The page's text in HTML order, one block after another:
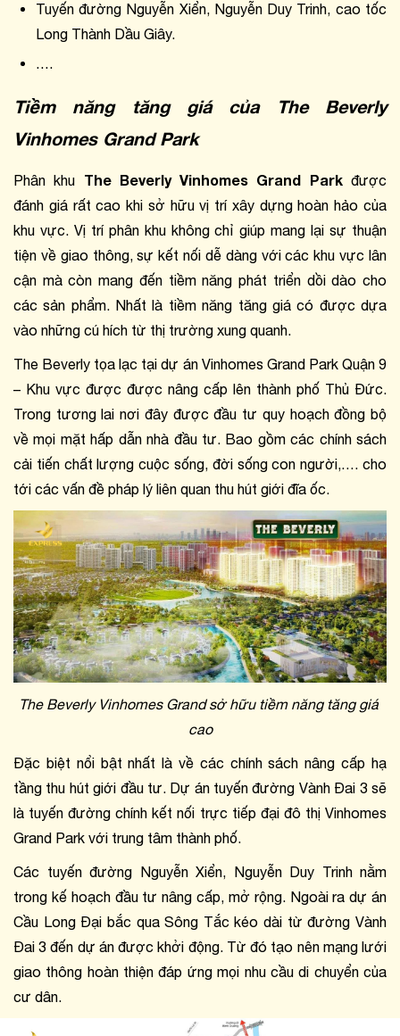
Tuyến đường Nguyễn Xiển, Nguyễn Duy Trinh, cao tốc
Long Thành Dầu Giây.
….
Tiềm năng tăng giá của The Beverly
Vinhomes Grand Park
Phân khu The Beverly Vinhomes Grand Park được
đánh giá rất cao khi sở hữu vị trí xây dựng hoàn hảo của
khu vực. Vị trí phân khu không chỉ giúp mang lại sự thuận
tiện về giao thông, sự kết nối dễ dàng với các khu vực lân
cận mà còn mang đến tiềm năng phát triển dồi dào cho
các sản phẩm. Nhất là tiềm năng tăng giá có được dựa
vào những cú hích từ thị trường xung quanh.
The Beverly tọa lạc tại dự án Vinhomes Grand Park Quận 9
– Khu vực được được nâng cấp lên thành phố Thủ Đức.
Trong tương lai nơi đây được đầu tư quy hoạch đồng bộ
về mọi mặt hấp dẫn nhà đầu tư. Bao gồm các chính sách
cải tiến chất lượng cuộc sống, đời sống con người,…. cho
tới các vấn đề pháp lý liên quan thu hút giới đĩa ốc.
The Beverly Vinhomes Grand sở hữu tiềm năng tăng giá
cao
Đặc biệt nổi bật nhất là về các chính sách nâng cấp hạ
tầng thu hút giới đầu tư. Dự án tuyến đường Vành Đai 3 sẽ
là tuyến đường chính kết nối trực tiếp đại đô thị Vinhomes
Grand Park với trung tâm thành phố.
Các tuyến đường Nguyễn Xiển, Nguyễn Duy Trinh nằm
trong kế hoạch đầu tư nâng cấp, mở rộng. Ngoài ra dự án
Cầu Long Đại bắc qua Sông Tắc kéo dài từ đường Vành
Đai 3 đến dự án được khởi động. Từ đó tạo nên mạng lưới
giao thông hoàn thiện đáp ứng mọi nhu cầu di chuyển của
cư dân.